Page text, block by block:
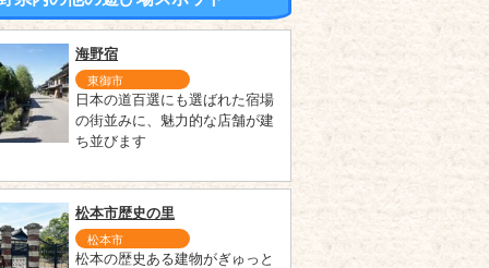
海野宿
東御市
日本の道百選にも選ばれた宿場
の街並みに、魅力的な店舗が建
ち並びます
松本市歴史の里
松本市
松本の歴史ある建物がぎゅっと